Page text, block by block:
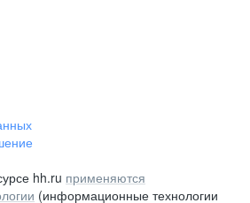
hh.ru применяются
(информационные технологии